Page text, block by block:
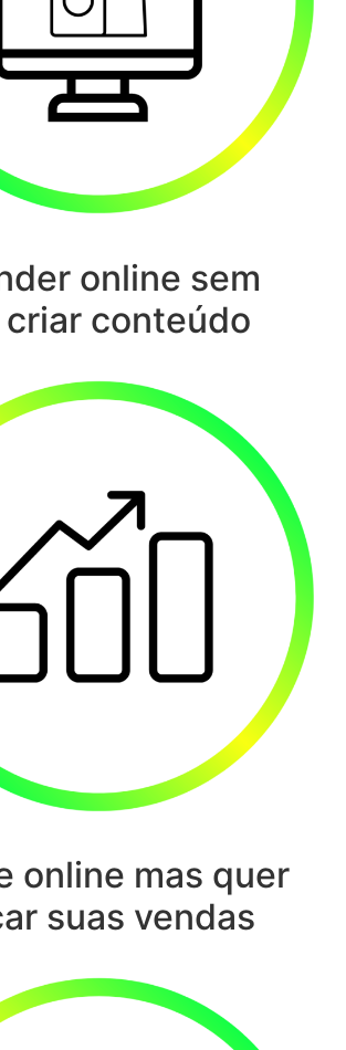
online sem
conteúdo
online mas quer
suas vendas